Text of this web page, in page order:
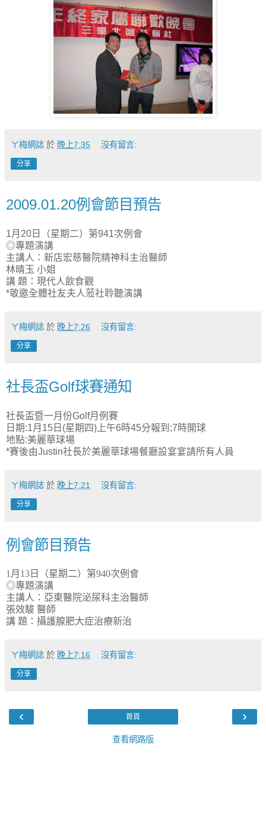
ㄚ梅網誌 於 晚上7:35 沒有留言:
分享
2009.01.20例會節目預告
1月20日（星期二）第941次例會
◎專題演講
主講人：新店宏慈醫院精神科主治醫師
林晴玉 小姐
講 題：現代人飲食觀
*敬邀全體社友夫人蒞社聆聽演講
ㄚ梅網誌 於 晚上7:26 沒有留言:
分享
社長盃Golf球賽通知
社長盃暨一月份Golf月例賽
日期:1月15日(星期四)上午6時45分報到;7時開球
地點:美麗華球場
*賽後由Justin社長於美麗華球場餐廳設宴宴請所有人員
ㄚ梅網誌 於 晚上7:21 沒有留言:
分享
例會節目預告
1 月 13 日（星期二）第940次例會
◎專題演講
主講人：亞東醫院泌尿科主治醫師
張效駿 醫師
講 題：攝護腺肥大症治療新治
ㄚ梅網誌 於 晚上7:16 沒有留言:
分享
‹ ›
首頁
查看網路版